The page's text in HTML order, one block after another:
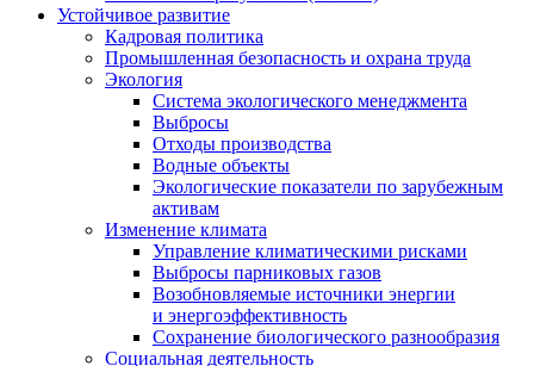
Устойчивое развитие
Кадровая политика
Промышленная безопасность и охрана труда
Экология
Система экологического менеджмента
Выбросы
Отходы производства
Водные объекты
Экологические показатели по зарубежным
активам
Изменение климата
Управление климатическими рисками
Выбросы парниковых газов
Возобновляемые источники энергии
и энергоэффективность
Сохранение биологического разнообразия
Социальная деятельность